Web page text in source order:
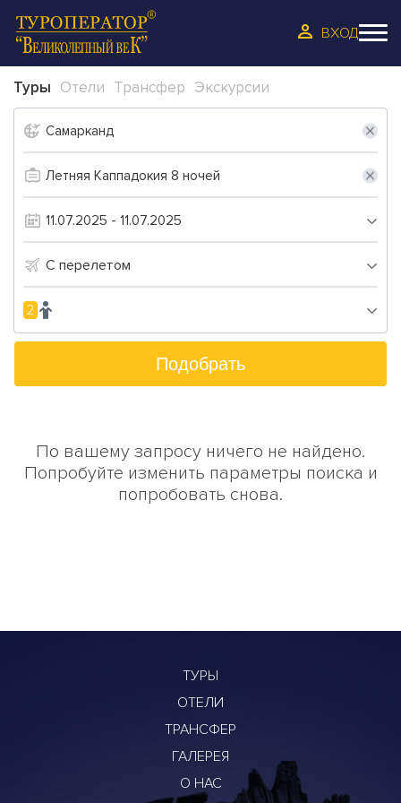
ВХОД
Туры Отели Трансфер Экскурсии
С перелетом
2
Подобрать
По вашему запросу ничего не найдено.
Попробуйте изменить параметры поиска и
попробовать снова.
ТУРЫ
ОТЕЛИ
ТРАНСФЕР
ГАЛЕРЕЯ
О НАС